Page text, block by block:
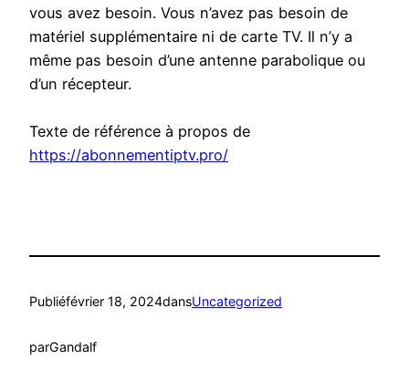
vous avez besoin. Vous n’avez pas besoin de
matériel supplémentaire ni de carte TV. Il n’y a
même pas besoin d’une antenne parabolique ou
d’un récepteur.
Texte de référence à propos de
https://abonnementiptv.pro/
Publiéfévrier 18, 2024dansUncategorized
parGandalf